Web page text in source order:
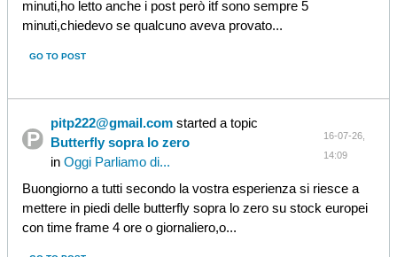
minuti,ho letto anche i post però itf sono sempre 5
minuti,chiedevo se qualcuno aveva provato...
GO TO POST
pitp222@gmail.com started a topic
Butterfly sopra lo zero
inOggi Parliamo di...
16-07-26,
14:09
Buongiorno a tutti secondo la vostra esperienza si riesce a
mettere in piedi delle butterfly sopra lo zero su stock europei
con time frame 4 ore o giornaliero,o...